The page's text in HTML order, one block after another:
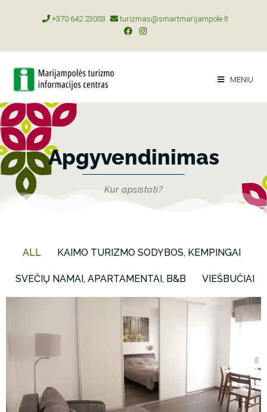
+370 642 23003 turizmas@smartmarijampole.lt
MENIU
Apgyvendinimas
Kur apsistoti?
ALL KAIMO TURIZMO SODYBOS, KEMPINGAI
SVEČIŲ NAMAI, APARTAMENTAI, B&B VIEŠBUČIAI